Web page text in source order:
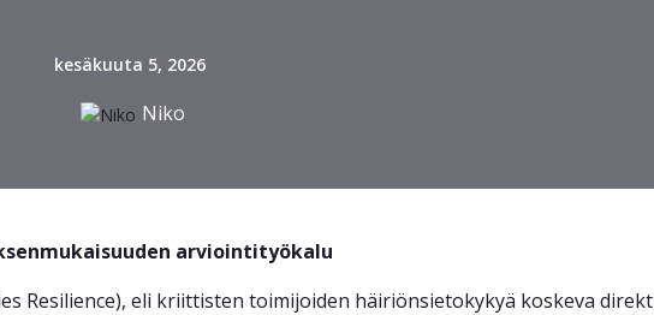
kesäkuuta 5, 2026
Niko
arviointityökalu
Resilience), eli kriittisten toimijoiden häiriönsietokykyä koskeva